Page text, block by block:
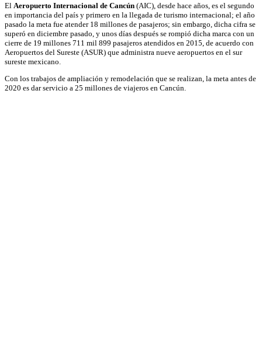
El Aeropuerto Internacional de Cancún (AIC), desde hace años, es el segundo
en importancia del país y primero en la llegada de turismo internacional; el año
pasado la meta fue atender 18 millones de pasajeros; sin embargo, dicha cifra se
superó en diciembre pasado, y unos días después se rompió dicha marca con un
cierre de 19 millones 711 mil 899 pasajeros atendidos en 2015, de acuerdo con
Aeropuertos del Sureste (ASUR) que administra nueve aeropuertos en el sur
sureste mexicano.
Con los trabajos de ampliación y remodelación que se realizan, la meta antes de
2020 es dar servicio a 25 millones de viajeros en Cancún.